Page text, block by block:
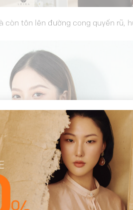
tôn lên đường cong quyến rũ,